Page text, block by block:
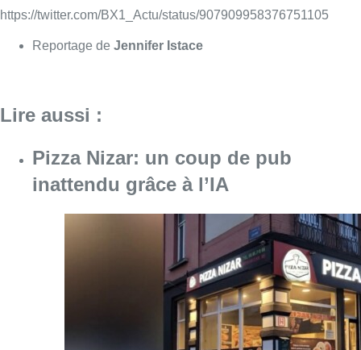
https://twitter.com/BX1_Actu/status/907909958376751105
Reportage de Jennifer Istace
Lire aussi :
Pizza Nizar: un coup de pub
inattendu grâce à l’IA